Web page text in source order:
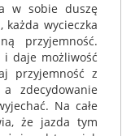
w sobie duszę
każda wycieczka
przyjemność.
i daje możliwość
przyjemność z
zdecydowanie
Na całe
że jazda tym